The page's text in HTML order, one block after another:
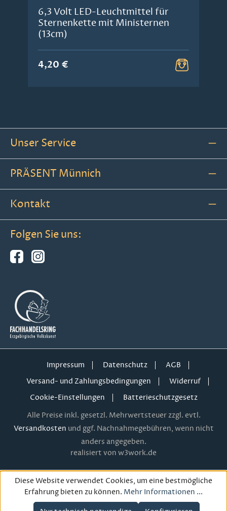
6,3 Volt LED-Leuchtmittel für
Sternenkette mit Ministernen
(13cm)
4,20 €
Unser Service
PRÄSENT Münnich
Kontakt
Folgen Sie uns:
Impressum Datenschutz
AGB
Versand- und Zahlungsbedingungen
Widerruf
Cookie-Einstellungen
Batterieschutzgesetz
Alle Preise inkl. gesetzl. Mehrwertsteuer zzgl. evtl.
Versandkosten und ggf. Nachnahmegebühren, wenn nicht
anders angegeben.
realisiert von w3work.de
Diese Website verwendet Cookies, um eine bestmögliche
Erfahrung bieten zu können. Mehr Informationen ...